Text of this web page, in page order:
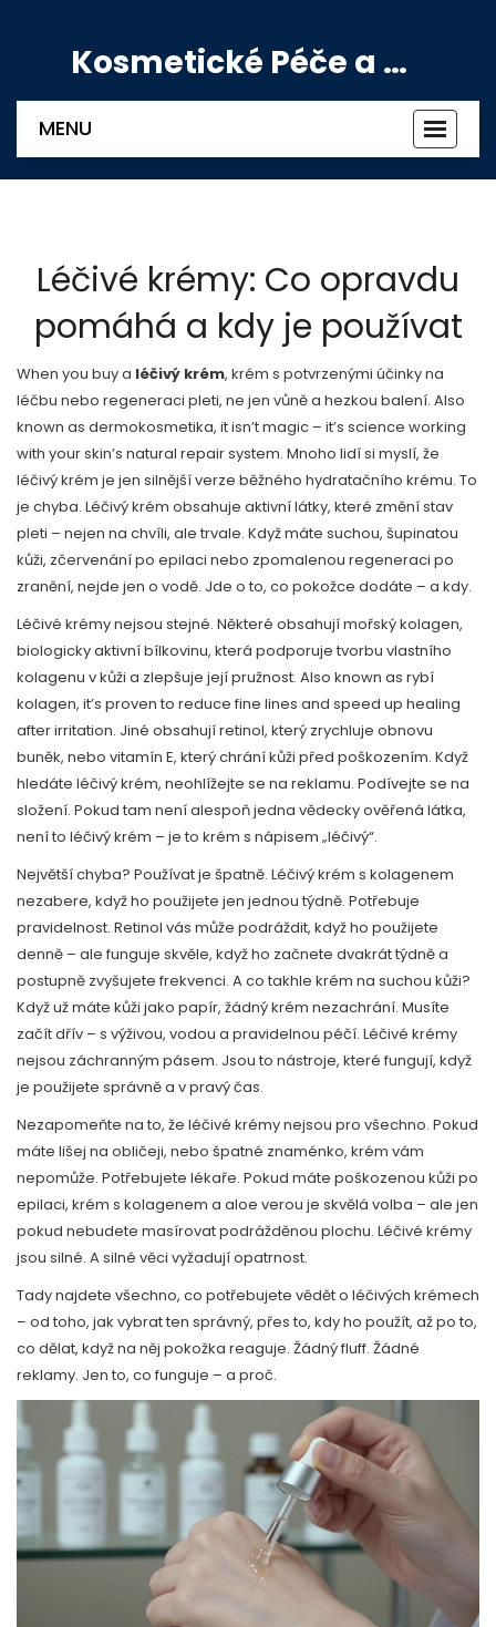
Kosmetické Péče a Výživové Doplňky
MENU
Léčivé krémy: Co opravdu
pomáhá a kdy je používat
When you buy a léčivý krém, krém s potvrzenými účinky na
léčbu nebo regeneraci pleti, ne jen vůně a hezkou balení. Also
known as dermokosmetika, it isn’t magic – it’s science working
with your skin’s natural repair system. Mnoho lidí si myslí, že
léčivý krém je jen silnější verze běžného hydratačního krému. To
je chyba. Léčivý krém obsahuje aktivní látky, které změní stav
pleti – nejen na chvíli, ale trvale. Když máte suchou, šupinatou
kůži, zčervenání po epilaci nebo zpomalenou regeneraci po
zranění, nejde jen o vodě. Jde o to, co pokožce dodáte – a kdy.
Léčivé krémy nejsou stejné. Některé obsahujímořský kolagen,
biologicky aktivní bílkovinu, která podporuje tvorbu vlastního
kolagenu v kůži a zlepšuje její pružnost. Also known as rybí
kolagen, it’s proven to reduce fine lines and speed up healing
after irritation. Jiné obsahují retinol, který zrychluje obnovu
buněk, nebo vitamín E, který chrání kůži před poškozením. Když
hledáte léčivý krém, neohlížejte se na reklamu. Podívejte se na
složení. Pokud tam není alespoň jedna vědecky ověřená látka,
není to léčivý krém – je to krém s nápisem „léčivý“.
Největší chyba? Používat je špatně. Léčivý krém s kolagenem
nezabere, když ho použijete jen jednou týdně. Potřebuje
pravidelnost. Retinol vás může podráždit, když ho použijete
denně – ale funguje skvěle, když ho začnete dvakrát týdně a
postupně zvyšujete frekvenci. A co takhle krém na suchou kůži?
Když už máte kůži jako papír, žádný krém nezachrání. Musíte
začít dřív – s výživou, vodou a pravidelnou péčí. Léčivé krémy
nejsou záchranným pásem. Jsou to nástroje, které fungují, když
je použijete správně a v pravý čas.
Nezapomeňte na to, že léčivé krémy nejsou pro všechno. Pokud
máte lišej na obličeji, nebo špatné znaménko, krém vám
nepomůže. Potřebujete lékaře. Pokud máte poškozenou kůži po
epilaci, krém s kolagenem a aloe verou je skvělá volba – ale jen
pokud nebudete masírovat podrážděnou plochu. Léčivé krémy
jsou silné. A silné věci vyžadují opatrnost.
Tady najdete všechno, co potřebujete vědět o léčivých krémech
– od toho, jak vybrat ten správný, přes to, kdy ho použít, až po to,
co dělat, když na něj pokožka reaguje. Žádný fluff. Žádné
reklamy. Jen to, co funguje – a proč.